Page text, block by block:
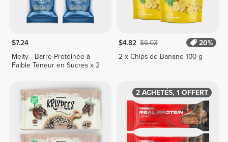
$7.24
Melty - Barre Protéinée à
Faible Teneur en Sucres x 2
$4.82 $6.03
20%
2 x Chips de Banane 100 g
2 ACHETÉS, 1 OFFERT